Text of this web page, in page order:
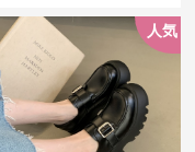
人気